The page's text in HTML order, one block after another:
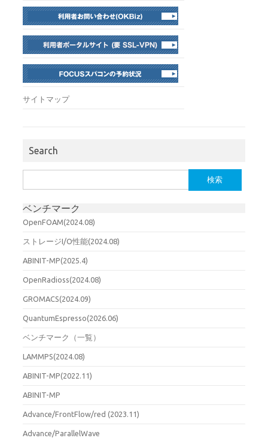
サイトマップ
Search
索:
ベンチマーク
OpenFOAM(2024.08)
ストレージI/O性能(2024.08)
ABINIT-MP(2025.4)
OpenRadioss(2024.08)
GROMACS(2024.09)
QuantumEspresso(2026.06)
ベンチマーク（一覧）
LAMMPS(2024.08)
ABINIT-MP(2022.11)
ABINIT-MP
Advance/FrontFlow/red (2023.11)
Advance/ParallelWave